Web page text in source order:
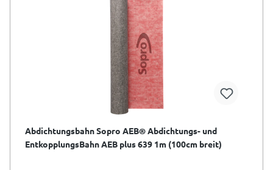
Abdichtungsbahn Sopro AEB® Abdichtungs- und
EntkopplungsBahn AEB plus 639 1m (100cm breit)